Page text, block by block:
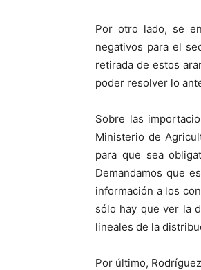
Por otro lado, se
negativos para el
retirada de estos
poder resolver lo
Sobre las
Ministerio de
para que sea
Demandamos que
información a los
sólo hay que ver la
lineales de la
Por último,